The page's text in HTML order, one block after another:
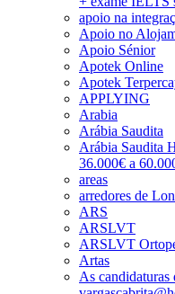
apoio na
Apoio no
Apoio Sénior
Apotek Online
Apotek
APPLYING
Arabia
Arábia Saudita
Arábia Saudita
36.000€ a
areas
arredores de
ARS
ARSLVT
ARSLVT
Artas
As candidaturas